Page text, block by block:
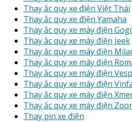
Thay ắc quy xe điện Việt Thái
Thay ắc quy xe điện Yamaha
Thay ắc quy xe máy điện
Thay ắc quy xe máy điện Jeek
Thay ắc quy xe máy điện
Thay ắc quy xe máy điện
Thay ắc quy xe máy điện
Thay ắc quy xe máy điện
Thay ắc quy xe máy điện
Thay ắc quy xe máy điện
Thay pin xe điện